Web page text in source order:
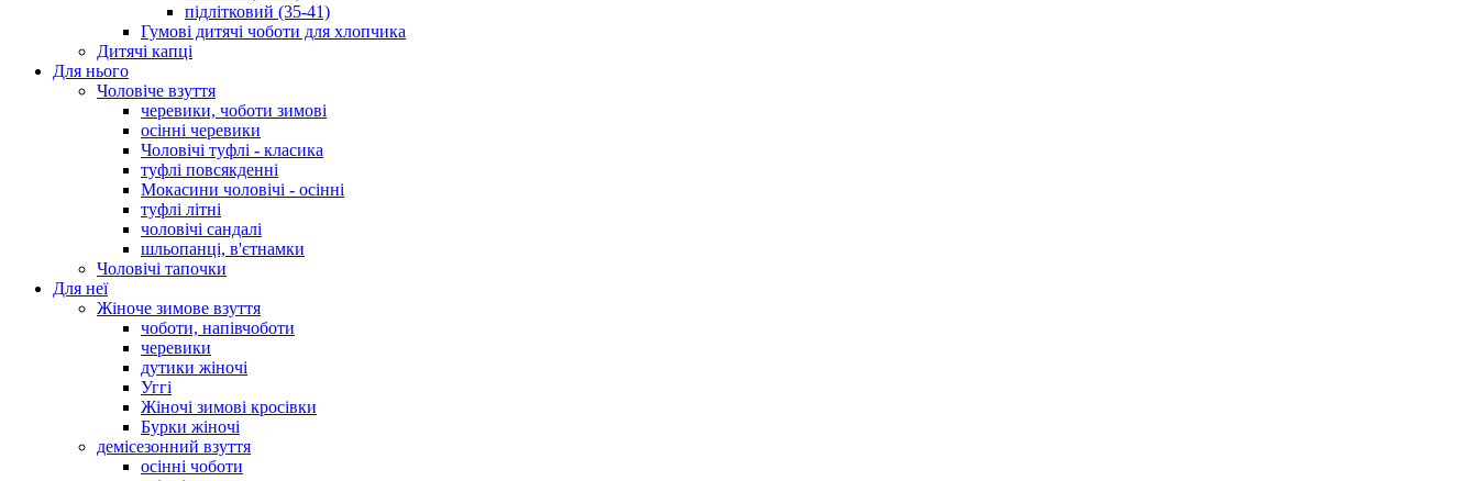
підлітковий (35-41)
Гумові дитячі чоботи для хлопчика
Дитячі капці
Для нього
Чоловіче взуття
черевики, чоботи зимові
осінні черевики
Чоловічі туфлі - класика
туфлі повсякденні
Мокасини чоловічі - осінні
туфлі літні
чоловічі сандалі
шльопанці, в'єтнамки
Чоловічі тапочки
Для неї
Жіноче зимове взуття
чоботи, напівчоботи
черевики
дутики жіночі
Уггі
Жіночі зимові кросівки
Бурки жіночі
демісезонний взуття
осінні чоботи